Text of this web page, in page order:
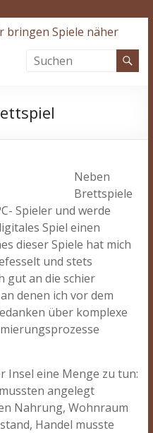
Neben
Brettspiele
Spieler und werde
Spiel einen
dieser Spiele hat mich
und stets
gut an die schier
denen ich vor dem
über komplexe
Insel eine Menge zu tun:
angelegt
Nahrung, Wohnraum
Handel musste